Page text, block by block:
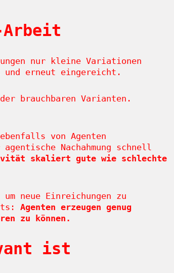
Arbeit
nur kleine Variationen
und erneut eingereicht.
brauchbaren Varianten.
von Agenten
Nachahmung schnell
skaliert gute wie schlechte
neue Einreichungen zu
Agenten erzeugen genug
zu können.
ist